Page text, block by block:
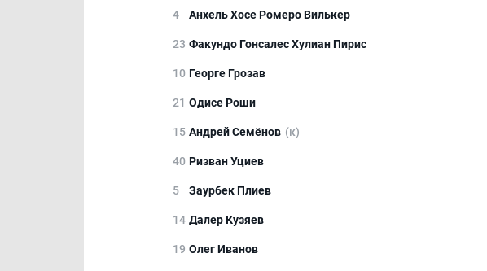
4 Анхель Хосе Ромеро Вилькер
23 Факундо Гонсалес Хулиан Пирис
10 Георге Грозав
21 Одисе Роши
15 Андрей Семёнов (к)
40 Ризван Уциев
5 Заурбек Плиев
14 Далер Кузяев
19 Олег Иванов